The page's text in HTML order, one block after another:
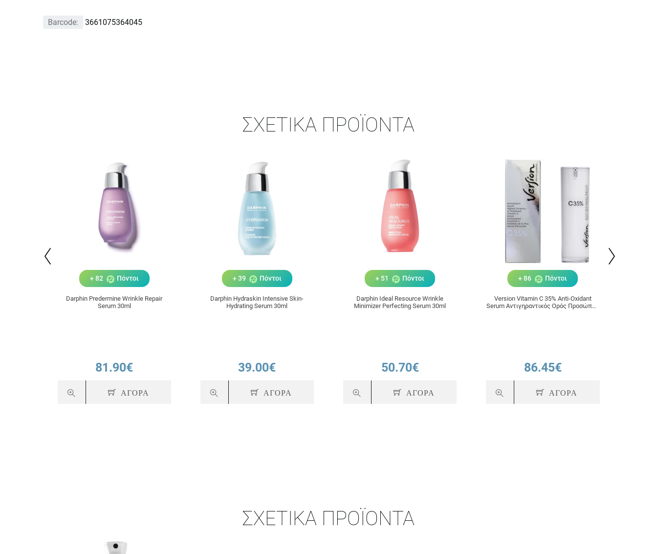
Barcode: 3661075364045
ΣΧΕΤΙΚΆ ΠΡΟΪΌΝΤΑ
+ 82 Πόντοι
Darphin Predermine Wrinkle Repair
Serum 30ml
81.90€
ΑΓΟΡΑ
+ 39 Πόντοι
Darphin Hydraskin Intensive Skin-
Hydrating Serum 30ml
39.00€
ΑΓΟΡΑ
+ 51 Πόντοι
Darphin Ideal Resource Wrinkle
Minimizer Perfecting Serum 30ml
50.70€
ΑΓΟΡΑ
+ 86 Πόντοι
Version Vitamin C 35% Anti-Oxidant
Serum Αντιγηραντικός Ορός Προσώπου
86.45€
ΑΓΟΡΑ
ΣΧΕΤΙΚΆ ΠΡΟΪΌΝΤΑ